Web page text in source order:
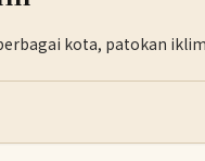
kota, patokan